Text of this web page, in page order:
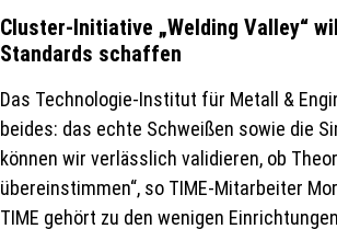
Cluster-Initiative „Welding Valley“
Standards schaffen
Das Technologie-Institut für Metall &
beides: das echte Schweißen sowie die
können wir verlässlich validieren, ob
übereinstimmen“, so TIME-Mitarbeiter
TIME gehört zu den wenigen